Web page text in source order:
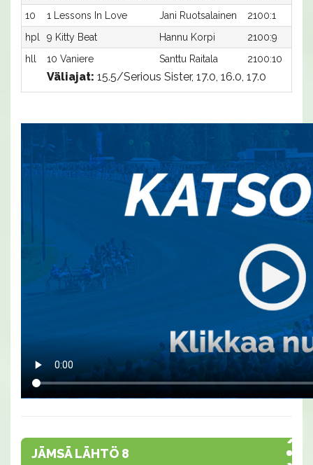
10
1 Lessons In Love Jani Ruotsalainen
2100:1
hpl
9 Kitty Beat Hannu Korpi
2100:9
hll
10 Vaniere Santtu Raitala 2100:10
Väliajat: 15.5/Serious Sister, 17.0, 16.0, 17.0
JÄMSÄ LÄHTÖ 8